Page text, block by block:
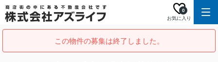
お気に入り
0
この物件の募集は終了しました。